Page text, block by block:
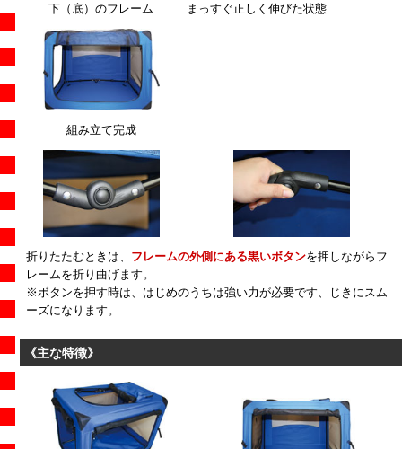
下（底）のフレーム まっすぐ正しく伸びた状態
組み立て完成
折りたたむときは、 フレームの外側にある黒いボタンを押しながらフ
レームを折り曲げます。
※ボタンを押す時は、はじめのうちは強い力が必要です、じきにスム
ーズになります。
《主な特徴》